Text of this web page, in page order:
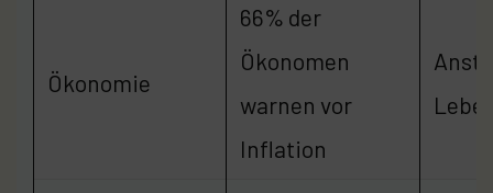
Ökonomie
66% der
Ökonomen
warnen vor
Inflation